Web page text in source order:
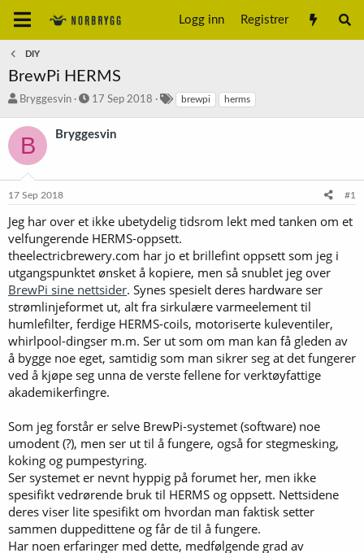
Logg inn Registrer
DIY
BrewPi HERMS
T
å
s
r
e
r
Bryggesvin
S
r
o
17 Sep 2018 brewpi herms
B Bryggesvin
17 Sep 2018 #1
Jeg har over et ikke ubetydelig tidsrom lekt med tanken om et
velfungerende HERMS-oppsett.
theelectricbrewery.com har jo et brillefint oppsett som jeg i
utgangspunktet ønsket å kopiere, men så snublet jeg over
BrewPi sine nettsider. Synes spesielt deres hardware ser
strømlinjeformet ut, alt fra sirkulære varmeelement til
humlefilter, ferdige HERMS-coils, motoriserte kuleventiler,
whirlpool-dingser m.m. Ser ut som om man kan få gleden av
å bygge noe eget, samtidig som man sikrer seg at det fungerer
ved å kjøpe seg unna de verste fellene for verktøyfattige
akademikerfingre.
Som jeg forstår er selve BrewPi-systemet (software) noe
umodent (?), men ser ut til å fungere, også for stegmesking,
koking og pumpestyring.
Ser systemet er nevnt hyppig på forumet her, men ikke
spesifikt vedrørende bruk til HERMS og oppsett. Nettsidene
deres viser lite spesifikt om hvordan man faktisk setter
sammen duppedittene og får de til å fungere.
Har noen erfaringer med dette, medfølgende grad av